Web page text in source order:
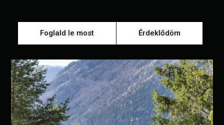
Foglald le most Érdeklődöm